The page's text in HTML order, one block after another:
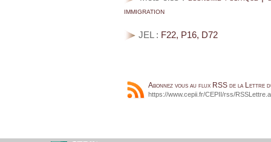
immigration
JEL : F22, P16, D72
Abonnez vous au flux RSS de la Lettre
https://www.cepii.fr/CEPII/rss/